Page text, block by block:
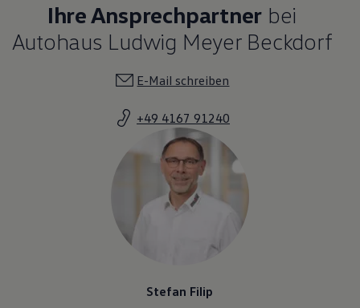
Ihre Ansprechpartner bei
Autohaus Ludwig Meyer Beckdorf
E-Mail schreiben
+49 4167 91240
Stefan Filip